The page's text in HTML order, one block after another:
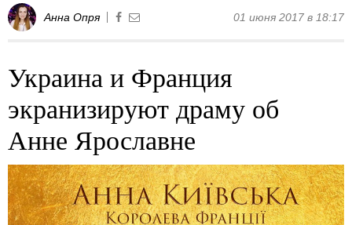
Анна Опря 01 июня 2017 в 18:17
Украина и Франция
экранизируют драму об
Анне Ярославне